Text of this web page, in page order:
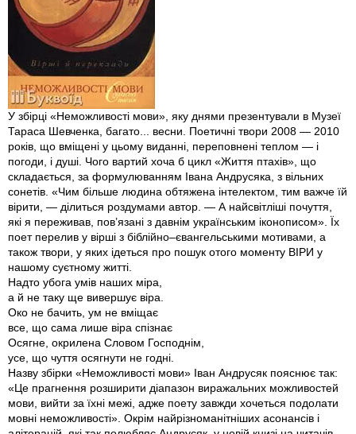
У збірці «Неможливості мови», яку днями презентували в Музеї
Тараса Шевченка, багато... весни. Поетичні твори 2008 — 2010
років, що вміщені у цьому виданні, переповнені теплом — і
погоди, і душі. Чого вартий хоча б цикл «Життя птахів», що
складається, за формулюванням Івана Андрусяка, з вільних
сонетів. «Чим більше людина обтяжена інтелектом, тим важче їй
вірити, — ділиться роздумами автор. — А найсвітліші почуття,
які я переживав, пов’язані з давнім українським іконописом». Їх
поет перелив у вірші з біблійно–євангельськими мотивами, а
також твори, у яких ідеться про пошук отого моменту ВІРИ у
нашому суєтному житті.
Надто убога умів наших міра,
а й не таку ще вивершує віра.
Око не бачить, ум не вміщає
все, що сама лише віра спізнає
Осягне, окрилена Словом Господнім,
усе, що чуття осягнути не годні.
Назву збірки «Неможливості мови» Іван Андрусяк пояснює так:
«Це прагнення розширити діапазон виражальних можливостей
мови, вийти за їхні межі, адже поету завжди хочеться подолати
мовні неможливості». Окрім найрізноманітніших асонансів і